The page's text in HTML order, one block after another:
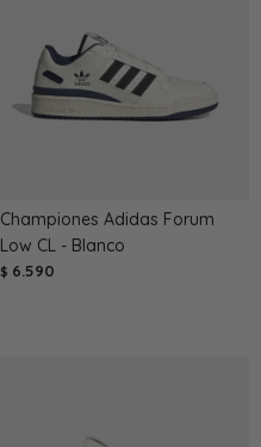
Championes Adidas Forum
Low CL - Blanco
$ 6.590